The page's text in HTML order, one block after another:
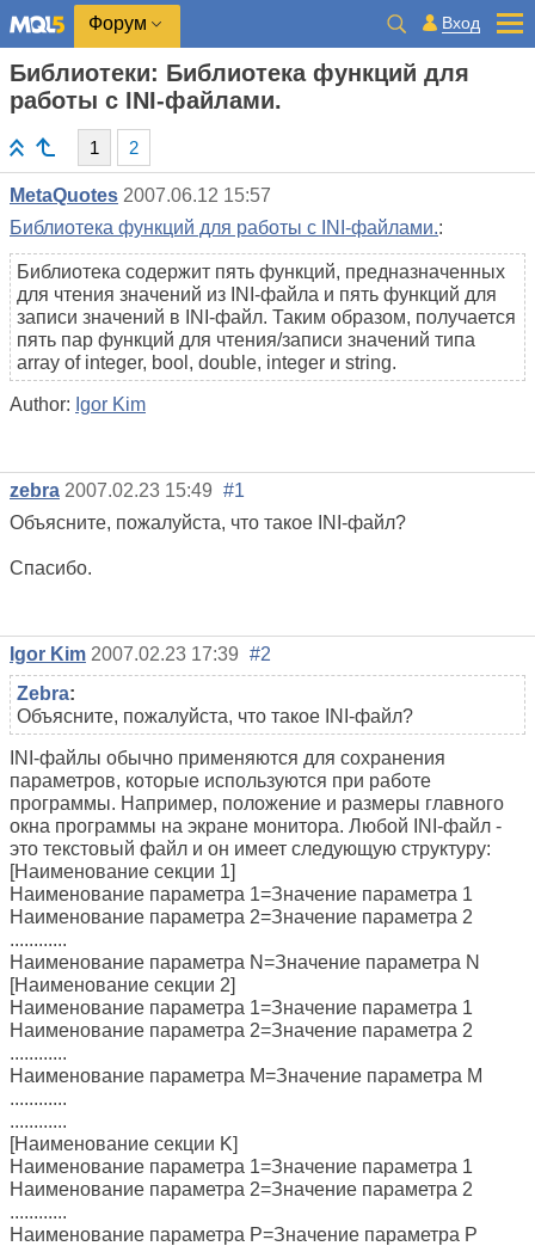
Форум Вход
Библиотеки: Библиотека функций для
работы с INI-файлами.
1 2
MetaQuotes 2007.06.12 15:57
Библиотека функций для работы с INI-файлами.:
Библиотека содержит пять функций, предназначенных
для чтения значений из INI-файла и пять функций для
записи значений в INI-файл. Таким образом, получается
пять пар функций для чтения/записи значений типа
array of integer, bool, double, integer и string.
Author: Igor Kim
zebra 2007.02.23 15:49 #1
Объясните, пожалуйста, что такое INI-файл?
Спасибо.
Igor Kim 2007.02.23 17:39 #2
Zebra:
Объясните, пожалуйста, что такое INI-файл?
INI-файлы обычно применяются для сохранения
параметров, которые используются при работе
программы. Например, положение и размеры главного
окна программы на экране монитора. Любой INI-файл -
это текстовый файл и он имеет следующую структуру:
[Наименование секции 1]
Наименование параметра 1=Значение параметра 1
Наименование параметра 2=Значение параметра 2
............
Наименование параметра N=Значение параметра N
[Наименование секции 2]
Наименование параметра 1=Значение параметра 1
Наименование параметра 2=Значение параметра 2
............
Наименование параметра M=Значение параметра M
............
............
[Наименование секции K]
Наименование параметра 1=Значение параметра 1
Наименование параметра 2=Значение параметра 2
............
Наименование параметра P=Значение параметра P